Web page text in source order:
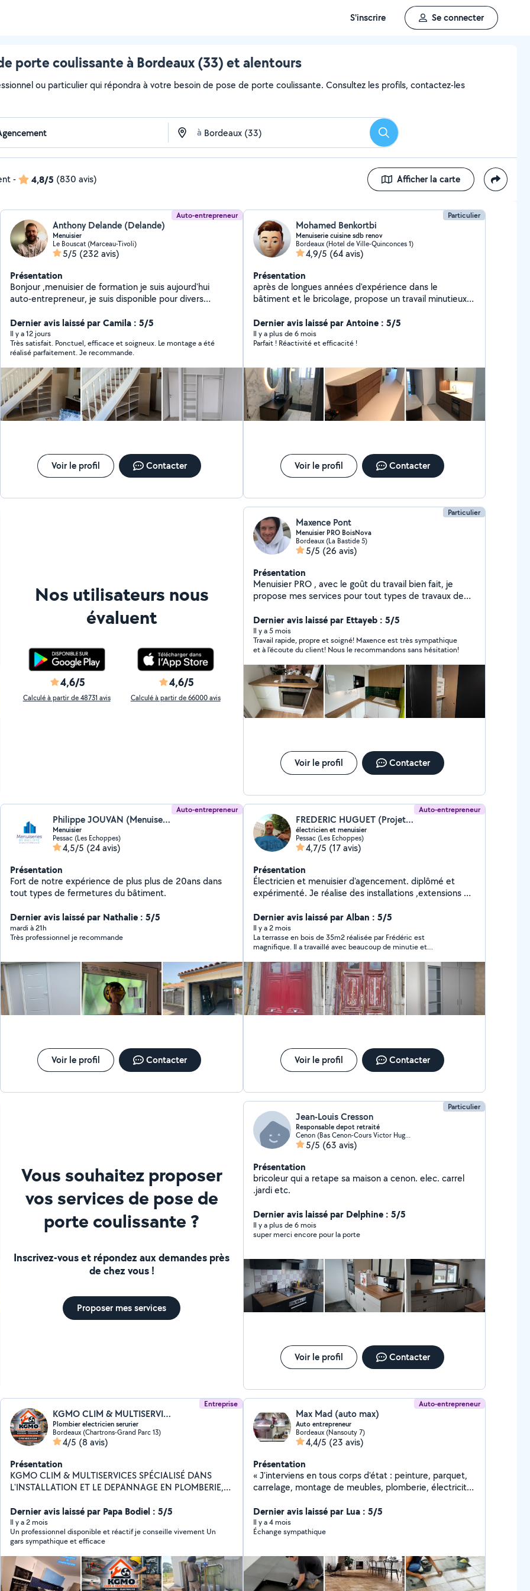
S'inscrire Se connecter
porte coulissante à Bordeaux (33) et alentours
ou particulier qui répondra à votre besoin de pose de porte coulissante. Consultez les profils, contactez-les
à Rechercher
- 4,8/5 (830 avis) Afficher la carte
Auto-entrepreneur
Anthony Delande (Delande)
Menuisier
Le Bouscat (Marceau-Tivoli)
5/5 (232 avis)
Présentation
Bonjour ,menuisier de formation je suis aujourd'hui
auto-entrepreneur, je suis disponible pour divers
montage de meuble,fabrication sur mesure, pose de
pallissade, terrasse,abri de jardin,rénovation fabrication
de volet ect....
Dernier avis laissé par Camila : 5/5
Il y a 12 jours
Très satisfait. Ponctuel, efficace et soigneux. Le montage a été
réalisé parfaitement. Je recommande.
Voir le profil Contacter
Particulier
Mohamed Benkortbi
Menuiserie cuisine sdb renov
Bordeaux (Hotel de Ville-Quinconces 1)
4,9/5 (64 avis)
Présentation
après de longues années d'expérience dans le
bâtiment et le bricolage, propose un travail minutieux,
peinture, tapisserie, parquet, aménagement cuisine,
placards, meuble, électricité, plomberie, Bricolage Je
peux vous accompagner pendant votre projet pour
des économies N'hésitez pas à me contacter
Dernier avis laissé par Antoine : 5/5
Il y a plus de 6 mois
Parfait ! Réactivité et efficacité !
Voir le profil Contacter
Nos utilisateurs nous
évaluent
4,6/5
Calculé à partir de 48731 avis
4,6/5
Calculé à partir de 66000 avis
Particulier
Maxence Pont
Menuisier PRO BoisNova
Bordeaux (La Bastide 5)
5/5 (26 avis)
Présentation
Menuisier PRO , avec le goût du travail bien fait, je
propose mes services pour tout types de travaux de
cuisines; fenêtres, portes; parquets, terrasse, bardages
Mais aussi autres installation type (hotte, plaques de
cuisson, éclairage, garde corps, fixations
quelconque)j'en oublie sûrement. N'hésitez pas à me
demander j'ai aussi une formation électrotechnique et
des notions en mécanique. Au plaisir de faire affaire
ensemble Si votre demande est dans une autre
catégorie que menuiserie l'application m'empêche de
répondre.
Dernier avis laissé par Ettayeb : 5/5
Il y a 5 mois
Travail rapide, propre et soigné! Maxence est très sympathique
et à l'écoute du client! Nous le recommandons sans hésitation!
Voir le profil Contacter
Auto-entrepreneur
Philippe JOUVAN (Menuiseries by Philippe)
Menuisier
Pessac (Les Echoppes)
4,5/5 (24 avis)
Présentation
Fort de notre expérience de plus plus de 20ans dans
tout types de fermetures du bâtiment.
Dernier avis laissé par Nathalie : 5/5
mardi à 21h
Très professionnel je recommande
Voir le profil Contacter
Auto-entrepreneur
FREDERIC HUGUET (Projets rénovation 33)
électricien et menuisier
Pessac (Les Echoppes)
4,7/5 (17 avis)
Présentation
Électricien et menuisier d'agencement. diplômé et
expérimenté. Je réalise des installations ,extensions et
de cuisine, Fabrication de dressing, pose de parquet et
terrasse, ossature bois et isolation naturelle,
aménagements intérieurs extérieurs, peinture
Dernier avis laissé par Alban : 5/5
Il y a 2 mois
La terrasse en bois de 35m2 réalisée par Frédéric est
magnifique. Il a travaillé avec beaucoup de minutie et
sont très robustes et la matériel utilisé est de très bonne
qualité. Il a livré en temps et en heure et son équipe est très
agréable. Un vrai artisan du bois que je recommande.
Voir le profil Contacter
Vous souhaitez proposer
vos services de pose de
porte coulissante ?
Inscrivez-vous et répondez aux demandes près
de chez vous !
Proposer mes services
Particulier
Jean-Louis Cresson
Responsable depot retraité
Cenon (Bas Cenon-Cours Victor Hugo-Gambetta)
5/5 (63 avis)
Présentation
bricoleur qui a retape sa maison a cenon. elec. carrel
.jardi etc.
Dernier avis laissé par Delphine : 5/5
Il y a plus de 6 mois
super merci encore pour la porte
Voir le profil Contacter
Entreprise
KGMO CLIM & MULTISERVICRES
Plombier electricien serurier
Bordeaux (Chartrons-Grand Parc 13)
4/5 (8 avis)
Présentation
KGMO CLIM & MULTISERVICES SPÉCIALISÉ DANS
L'INSTALLATION ET LE DEPANNAGE EN PLOMBERIE,
SERRURERIE...
Dernier avis laissé par Papa Bodiel : 5/5
Il y a 2 mois
Un professionnel disponible et réactif je conseille vivement Un
gars sympathique et efficace
Auto-entrepreneur
Max Mad (auto max)
Auto entrepreneur
Bordeaux (Nansouty 7)
4,4/5 (23 avis)
Présentation
« J'interviens en tous corps d'état : peinture, parquet,
carrelage, montage de meubles, plomberie, électricité,
et SDB. Je suis réactif, compétitif, et efficace. -
couverture, toiture, nettoyage, rénovation - menuiserie
- Démolition, évacuation - Maçonnerie - Carrelage -
dépannage bachage - Ravalement...façadier - Pose de
revêtement sol et mûr - Création salle de bain
ancienne, moderne ou tendance - Terrasse en bois
Dernier avis laissé par Lua : 5/5
Il y a 4 mois
Échange sympathique